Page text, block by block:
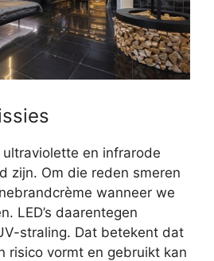
en infrarode
zijn. Om die reden smeren
wanneer we
LED’s daarentegen
straling. Dat betekent dat
risico vormt en gebruikt kan